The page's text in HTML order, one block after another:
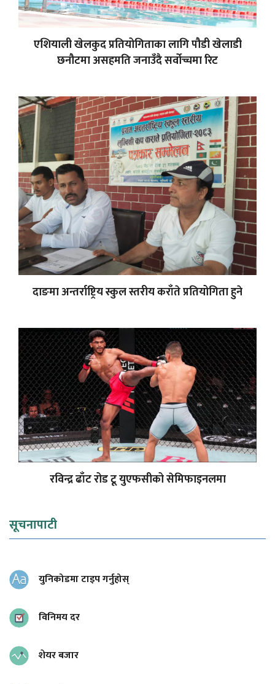
एशियाली खेलकुद प्रतियोगिताका लागि पौडी खेलाडी
छनौटमा असहमति जनाउँदै सर्वोच्चमा रिट
दाङमा अन्तर्राष्ट्रिय स्कुल स्तरीय कराँते प्रतियोगिता हुने
रविन्द्र ढाँट रोड टू युएफसीको सेमिफाइनलमा
सूचनापाटी
युनिकोडमा टाइप गर्नुहोस्
विनिमय दर
शेयर बजार